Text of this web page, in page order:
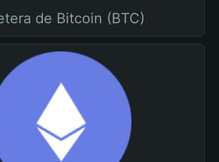
de Bitcoin (BTC)